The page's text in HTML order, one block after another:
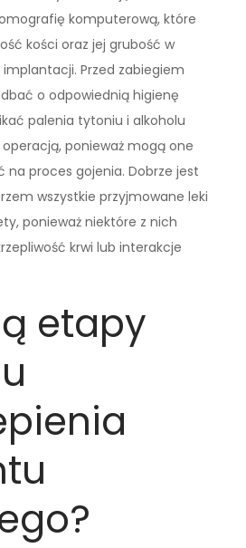
komputerową, które
kości oraz jej grubość w
Przed zabiegiem
o odpowiednią higienę
palenia tytoniu i alkoholu
operacją, ponieważ mogą one
na proces gojenia. Dobrze jest
wszystkie przyjmowane leki
ponieważ niektóre z nich
krwi lub interakcje
etapy